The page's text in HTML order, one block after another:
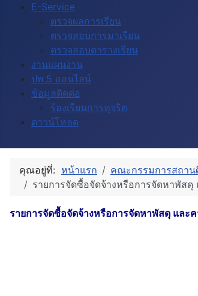
E-Service
ตรวจผลการเรียน
ตรวจสอบการมาเรียน
ตรวจสอบตารางเรียน
งานแผนงาน
ปพ.5 ออนไลน์
ข้อมูลติดด่อ
ร้องเรียนการทุจริต
ดาวน์โหลด
คุณอยู่ที่: หน้าแรก คณะกรรมการสถาน
รายการจัดซื้อจัดจ้างหรือการจัดหาพัส
รายการจัดซื้อจัดจ้างหรือการจัดหาพัสดุ แล